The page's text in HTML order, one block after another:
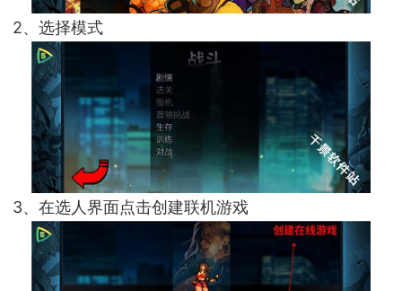
2、选择模式
3、在选人界面点击创建联机游戏